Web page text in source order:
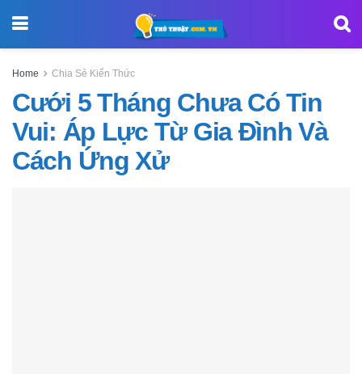
Home Chia Sẻ Kiến Thức
Cưới 5 Tháng Chưa Có Tin
Vui: Áp Lực Từ Gia Đình Và
Cách Ứng Xử